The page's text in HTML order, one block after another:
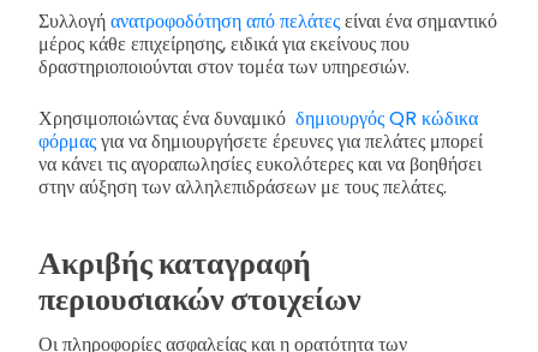
Συλλογήανατροφοδότηση από πελάτεςείναι ένα σημαντικό
μέρος κάθε επιχείρησης, ειδικά για εκείνους που
δραστηριοποιούνται στον τομέα των υπηρεσιών.
Χρησιμοποιώντας ένα δυναμικό δημιουργός QR κώδικα
φόρμαςγια να δημιουργήσετε έρευνες για πελάτες μπορεί
να κάνει τις αγοραπωλησίες ευκολότερες και να βοηθήσει
στην αύξηση των αλληλεπιδράσεων με τους πελάτες.
Ακριβής καταγραφή
περιουσιακών στοιχείων
Οι πληροφορίες ασφαλείας και η ορατότητα των